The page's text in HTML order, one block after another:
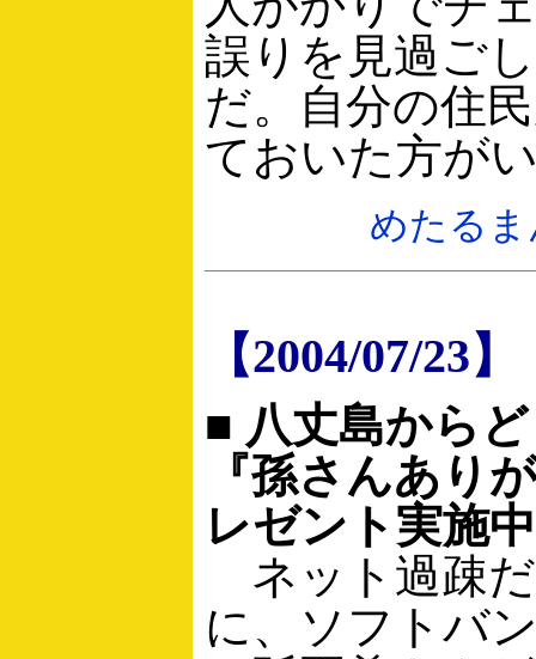
誤りを見過ご
だ。自分の住
ておいた方が
めたる
【2004/07/23】
■ 八丈島から
『孫さんあり
レゼント実施
ネット過疎
に、ソフトバ